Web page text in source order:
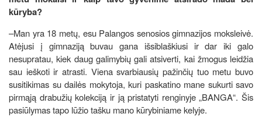
kūryba?
–Man yra 18 metų, esu Palangos senosios gimnazijos moksleivė.
Atėjusi į gimnaziją buvau gana išsiblaškiusi ir dar iki galo
nesupratau, kiek daug galimybių gali atsiverti, kai žmogus leidžia
sau ieškoti ir atrasti. Viena svarbiausių pažinčių tuo metu buvo
susitikimas su dailės mokytoja, kuri paskatino mane sukurti savo
pirmąją drabužių kolekciją ir ją pristatyti renginyje „BANGA“. Šis
pasiūlymas tapo lūžio tašku mano kūrybiniame kelyje.